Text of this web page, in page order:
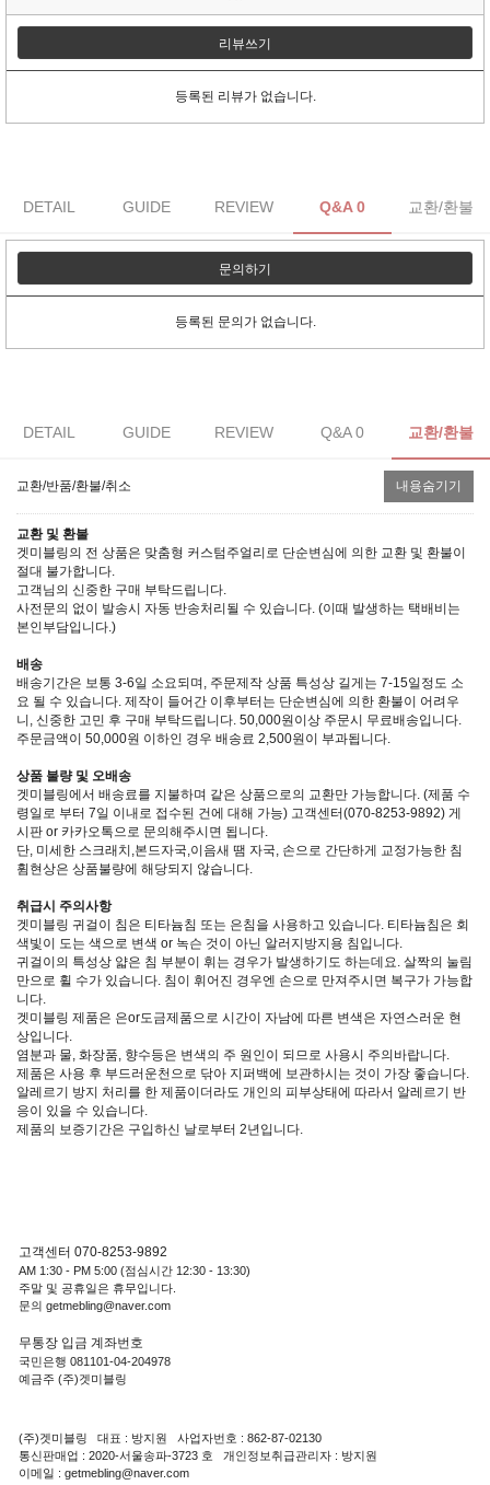
리뷰쓰기
등록된 리뷰가 없습니다.
DETAIL GUIDE REVIEW Q&A 0 교환/환불
문의하기
등록된 문의가 없습니다.
DETAIL GUIDE REVIEW Q&A 0 교환/환불
교환/반품/환불/취소 내용숨기기
교환 및 환불
겟미블링의 전 상품은 맞춤형 커스텀주얼리로 단순변심에 의한 교환 및 환불이
절대 불가합니다.
고객님의 신중한 구매 부탁드립니다.
사전문의 없이 발송시 자동 반송처리될 수 있습니다. (이때 발생하는 택배비는
본인부담입니다.)
배송
배송기간은 보통 3-6일 소요되며, 주문제작 상품 특성상 길게는 7-15일정도 소
요 될 수 있습니다. 제작이 들어간 이후부터는 단순변심에 의한 환불이 어려우
니, 신중한 고민 후 구매 부탁드립니다. 50,000원이상 주문시 무료배송입니다.
주문금액이 50,000원 이하인 경우 배송료 2,500원이 부과됩니다.
상품 불량 및 오배송
겟미블링에서 배송료를 지불하며 같은 상품으로의 교환만 가능합니다. (제품 수
령일로 부터 7일 이내로 접수된 건에 대해 가능) 고객센터(070-8253-9892) 게
시판 or 카카오톡으로 문의해주시면 됩니다.
단, 미세한 스크래치,본드자국,이음새 땜 자국, 손으로 간단하게 교정가능한 침
휨현상은 상품불량에 해당되지 않습니다.
취급시 주의사항
겟미블링 귀걸이 침은 티타늄침 또는 은침을 사용하고 있습니다. 티타늄침은 회
색빛이 도는 색으로 변색 or 녹슨 것이 아닌 알러지방지용 침입니다.
귀걸이의 특성상 얇은 침 부분이 휘는 경우가 발생하기도 하는데요. 살짝의 눌림
만으로 휠 수가 있습니다. 침이 휘어진 경우엔 손으로 만져주시면 복구가 가능합
니다.
겟미블링 제품은 은or도금제품으로 시간이 자남에 따른 변색은 자연스러운 현
상입니다.
염분과 물, 화장품, 향수등은 변색의 주 원인이 되므로 사용시 주의바랍니다.
제품은 사용 후 부드러운천으로 닦아 지퍼백에 보관하시는 것이 가장 좋습니다.
알레르기 방지 처리를 한 제품이더라도 개인의 피부상태에 따라서 알레르기 반
응이 있을 수 있습니다.
제품의 보증기간은 구입하신 날로부터 2년입니다.
고객센터 070-8253-9892
AM 1:30 - PM 5:00 (점심시간 12:30 - 13:30)
주말 및 공휴일은 휴무입니다.
문의 getmebling@naver.com
무통장 입금 계좌번호
국민은행 081101-04-204978
예금주 (주)겟미블링
(주)겟미블링 대표 : 방지원 사업자번호 : 862-87-02130
통신판매업 : 2020-서울송파-3723 호 개인정보취급관리자 : 방지원
이메일 : getmebling@naver.com